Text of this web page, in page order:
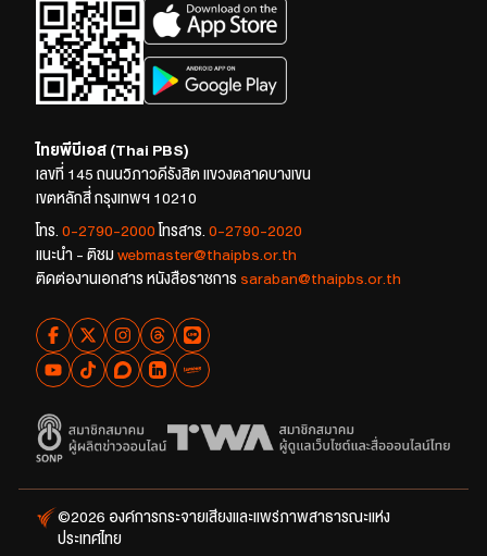
ไทยพีบีเอส (Thai PBS)
เลขที่ 145 ถนนวิภาวดีรังสิต แขวงตลาดบางเขน
เขตหลักสี่ กรุงเทพฯ 10210
โทร. 0-2790-2000 โทรสาร. 0-2790-2020
แนะนำ - ติชม webmaster@thaipbs.or.th
ติดต่องานเอกสาร หนังสือราชการ saraban@thaipbs.or.th
©2026 องค์การกระจายเสียงและแพร่ภาพสาธารณะแห่ง
ประเทศไทย